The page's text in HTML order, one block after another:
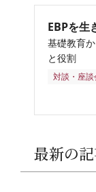
EBPを生
基礎教育
と役割
対談・座談
最新の